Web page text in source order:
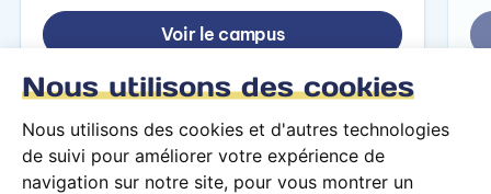
Nous utilisons des cookies
Nous utilisons des cookies et d'autres technologies
de suivi pour améliorer votre expérience de
navigation sur notre site, pour vous montrer un
Voir le campus